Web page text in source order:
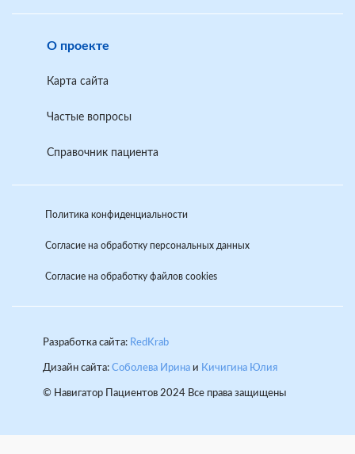
действовать иным образом
О проекте
Карта сайта
Частые вопросы
Справочник пациента
Разработка сайта: RedKrab
Дизайн сайта: Соболева Ирина и Кичигина Юлия
© Навигатор Пациентов 2024 Все права защищены
Политика конфиденциальности
Согласие на обработку персональных данных
Согласие на обработку файлов cookies